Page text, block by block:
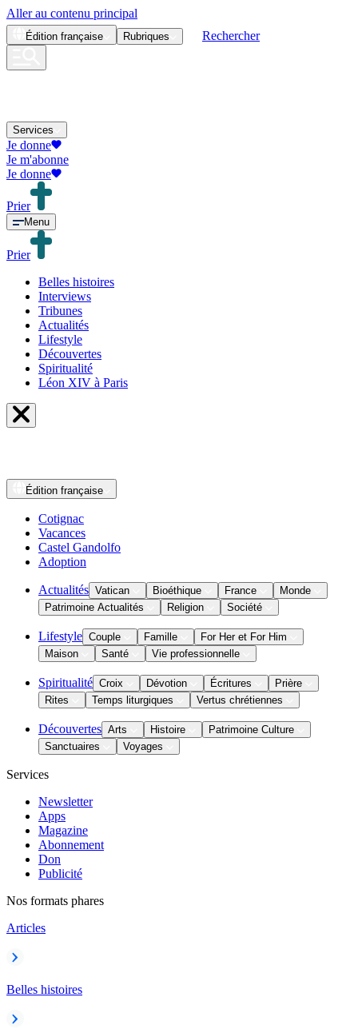
Aller au contenu principal
Édition française Rubriques Rechercher
Services
Je donne
Je m'abonne
Je donne
Prier
Menu
Prier
Belles histoires
Interviews
Tribunes
Actualités
Lifestyle
Découvertes
Spiritualité
Léon XIV à Paris
Édition française
Cotignac
Vacances
Castel Gandolfo
Adoption
Actualités Vatican Bioéthique France
Monde
Patrimoine Actualités
Religion Société
Lifestyle Couple Famille
For Her et For Him
Maison
Santé Vie professionnelle
Spiritualité Croix Dévotion Écritures
Prière
Rites
Temps liturgiques Vertus chrétiennes
Découvertes Arts Histoire
Patrimoine Culture
Sanctuaires
Voyages
Services
Newsletter
Apps
Magazine
Abonnement
Don
Publicité
Nos formats phares
Articles
Belles histoires